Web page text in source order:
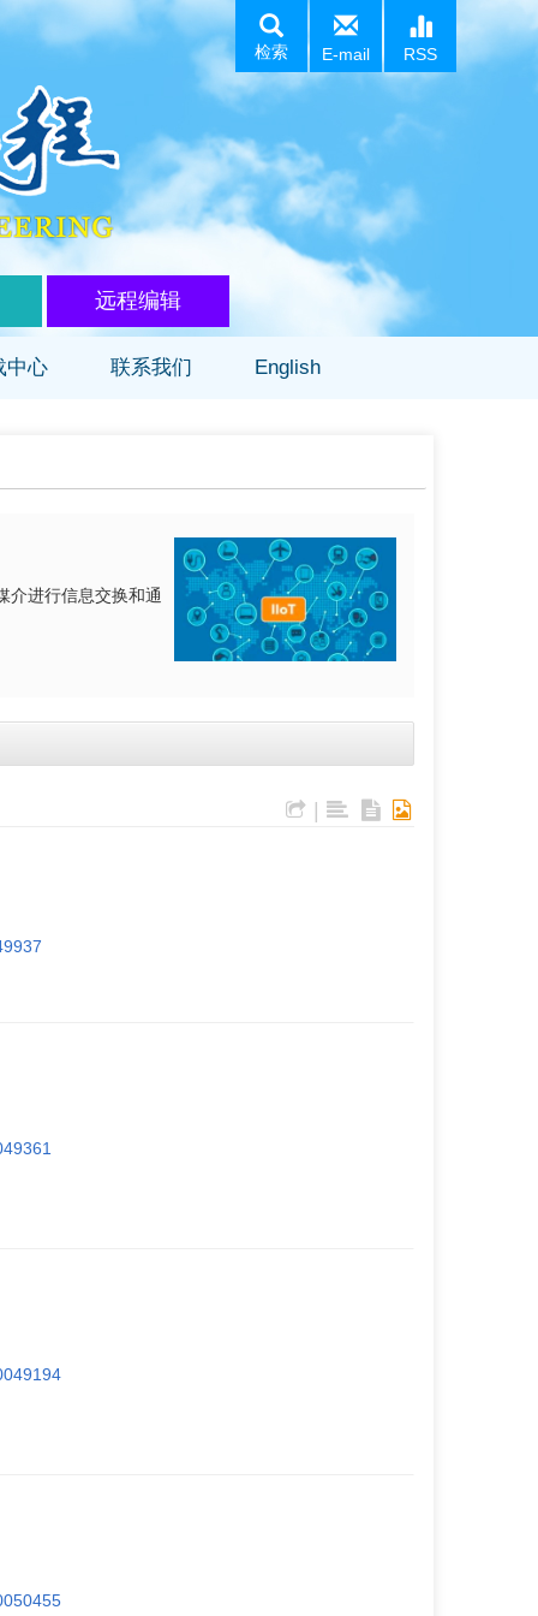
检索 E-mail RSS
远程编辑
中心 联系我们 English
介进行信息交换和通
|